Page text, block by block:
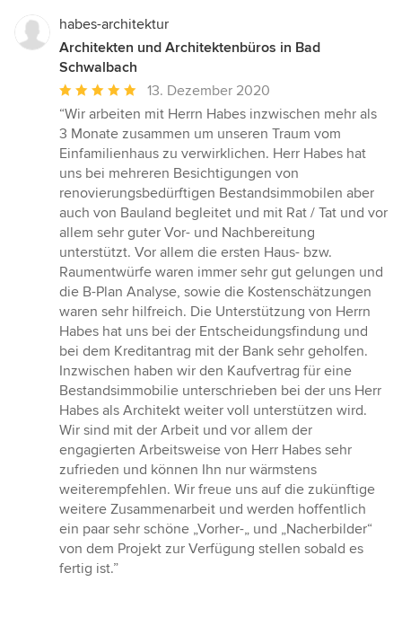
habes-architektur
Architekten und Architektenbüros in Bad
Schwalbach
Durchschnittliche
Bewertung:
5
von
5
Sternen
13. Dezember 2020
“Wir arbeiten mit Herrn Habes inzwischen mehr als
3 Monate zusammen um unseren Traum vom
Einfamilienhaus zu verwirklichen. Herr Habes hat
uns bei mehreren Besichtigungen von
renovierungsbedürftigen Bestandsimmobilen aber
auch von Bauland begleitet und mit Rat / Tat und vor
allem sehr guter Vor- und Nachbereitung
unterstützt. Vor allem die ersten Haus- bzw.
Raumentwürfe waren immer sehr gut gelungen und
die B-Plan Analyse, sowie die Kostenschätzungen
waren sehr hilfreich. Die Unterstützung von Herrn
Habes hat uns bei der Entscheidungsfindung und
bei dem Kreditantrag mit der Bank sehr geholfen.
Inzwischen haben wir den Kaufvertrag für eine
Bestandsimmobilie unterschrieben bei der uns Herr
Habes als Architekt weiter voll unterstützen wird.
Wir sind mit der Arbeit und vor allem der
engagierten Arbeitsweise von Herr Habes sehr
zufrieden und können Ihn nur wärmstens
weiterempfehlen. Wir freue uns auf die zukünftige
weitere Zusammenarbeit und werden hoffentlich
ein paar sehr schöne „Vorher-„ und „Nacherbilder“
von dem Projekt zur Verfügung stellen sobald es
fertig ist.”